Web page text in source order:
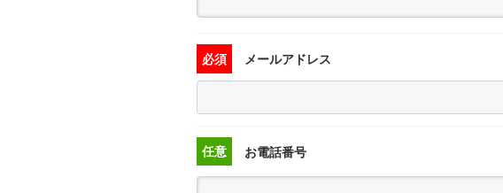
必須 メールアドレス
任意 お電話番号